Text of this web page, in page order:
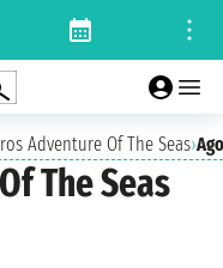
Adventure Of The Seas›
The Seas